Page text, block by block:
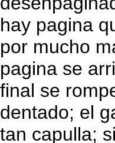
hay pagina
por mucho
pagina se
final se
dentado; el
tan capulla;